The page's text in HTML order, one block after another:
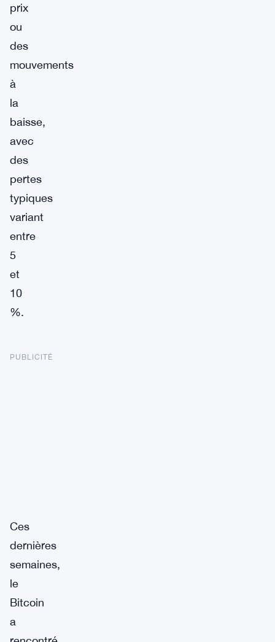
prix
ou
des
mouvements
à
la
baisse,
avec
des
pertes
typiques
variant
entre
5
et
10
%.
PUBLICITÉ
Ces
dernières
semaines,
le
Bitcoin
a